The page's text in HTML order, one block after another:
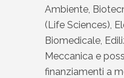
Ambiente,
(Life Sciences),
Biomedicale,
Meccanica e
finanziamenti a